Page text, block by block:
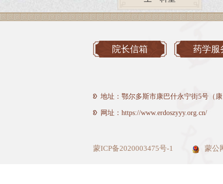
院长信箱 药学服
地址：鄂尔多斯市康巴什永宁街5号（
网址：https://www.erdoszyyy.org.cn/
蒙ICP备2020003475号-1 蒙公